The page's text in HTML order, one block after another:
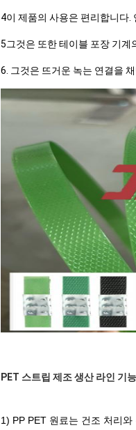
4이 제품의 사용은 편리합니다.
5그것은 또한 테이블 포장 기계
6. 그것은 뜨거운 녹는 연결을
PET 스트립 제조 생산 라인 기능
1) PP PET 원료는 건조 처리